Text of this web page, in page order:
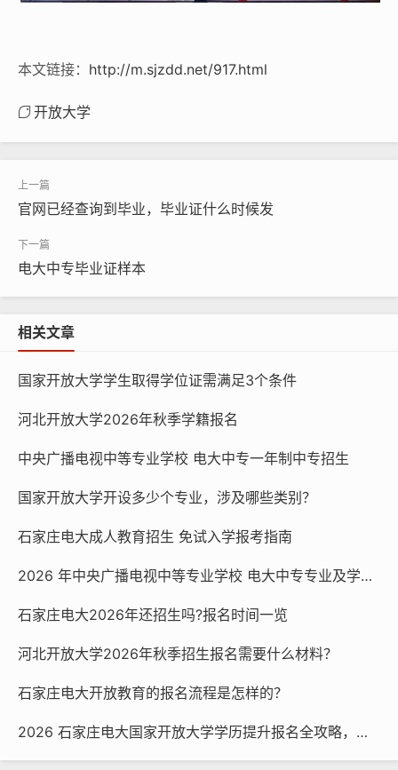
本文链接： http://m.sjzdd.net/917.html
开放大学
官网已经查询到毕业，毕业证什么时候发
电大中专毕业证样本
相关文章
国家开放大学学生取得学位证需满足3个条件
河北开放大学2026年秋季学籍报名
中央广播电视中等专业学校 电大中专一年制中专招生
国家开放大学开设多少个专业，涉及哪些类别？
石家庄电大成人教育招生 免试入学报考指南
2026 年中央广播电视中等专业学校 电大中专专业及学费一览
石家庄电大2026年还招生吗?报名时间一览
河北开放大学2026年秋季招生报名需要什么材料？
石家庄电大开放教育的报名流程是怎样的？
2026 石家庄电大国家开放大学学历提升报名全攻略，官方渠道速看